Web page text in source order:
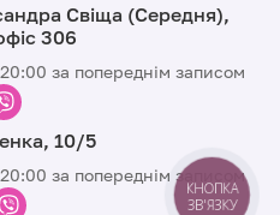
Свіща (Середня),
306
за попереднім записом
10/5
за попереднім записом
КНОПКА
ЗВ'ЯЗКУ